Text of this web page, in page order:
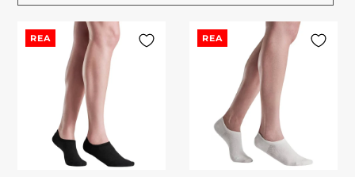
REA REA